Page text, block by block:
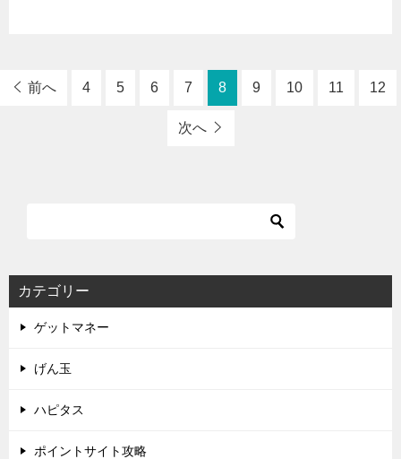
前へ 4 5 6 7 8 9 10 11 12
次へ
カテゴリー
ゲットマネー
げん玉
ハピタス
ポイントサイト攻略